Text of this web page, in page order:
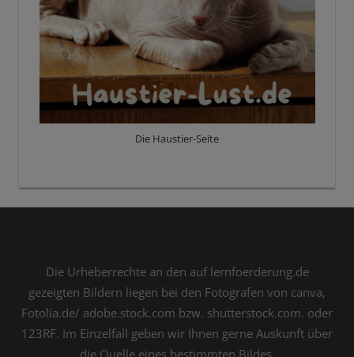
Die Haustier-Seite
Die Urheberrechte an den auf lernfoerderung.de
gezeigten Bildern liegen bei den Fotografen von canva,
Fotolia.de/ adobe.stock.com bzw. shutterstock.com. oder
123RF. Im Einzelfall geben wir Ihnen gerne Auskunft über
die Quelle eines bestimmten Bildes.